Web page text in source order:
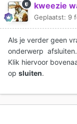
kweezie
Geplaatst: 9
Als je verder geen
onderwerp afsluiten.
Klik hiervoor
op sluiten.